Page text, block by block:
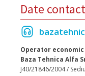
Date contact
Operator
Baza Tehnica Alfa
J40/21846/2004 /